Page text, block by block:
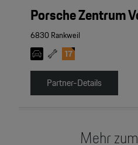
Porsche Zentrum
6830 Rankweil
Partner-Details
Mehr